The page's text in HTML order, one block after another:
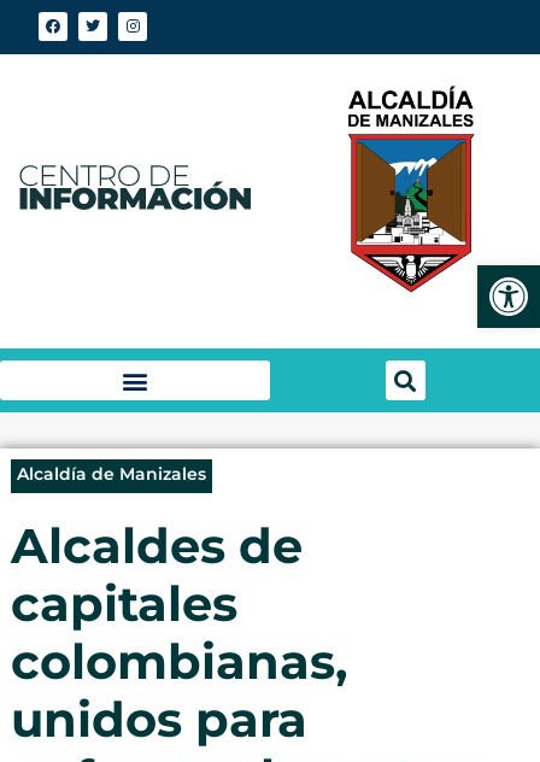
Alcaldía de Manizales
Alcaldes de
capitales
colombianas,
unidos para